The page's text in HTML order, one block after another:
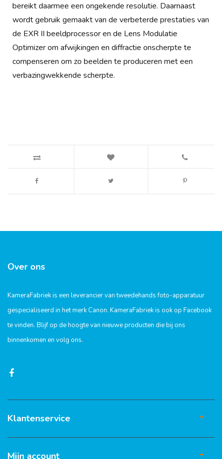
bereikt daarmee een ongekende resolutie. Daarnaast
wordt gebruik gemaakt van de verbeterde prestaties van
de EXR II beeldprocessor en de Lens Modulatie
Optimizer om afwijkingen en diffractie onscherpte te
compenseren om zo beelden te produceren met een
verbazingwekkende scherpte.
Over ons
KameraFabriek is een leverancier van tweedehands foto-apparatuur
gespecialiseerd in het merk Canon. KameraFabriek is ook op Facebook
te vinden. Blijf op de hoogte van nieuwe producten die bij ons
binnenkomen en volg ons.
Klantenservice
Mijn account